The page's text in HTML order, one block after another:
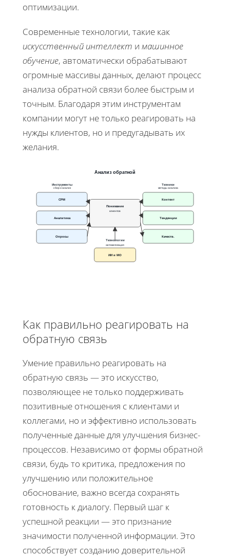
оптимизации.
Современные технологии, такие как
искусственный интеллект и машинное
обучение, автоматически обрабатывают
огромные массивы данных, делают процесс
анализа обратной связи более быстрым и
точным. Благодаря этим инструментам
компании могут не только реагировать на
нужды клиентов, но и предугадывать их
желания.
Анализ обратной
Инструменты Техники
Технологии
СРМ
Аналитика
Опросы
Понимание
клиентов
Контент
Тенденции
Качеств.
ИИ и МО
сбор и анализ методы анализа
автоматизация
Как правильно реагировать на
обратную связь
Умение правильно реагировать на
обратную связь — это искусство,
позволяющее не только поддерживать
позитивные отношения с клиентами и
коллегами, но и эффективно использовать
полученные данные для улучшения бизнес-
процессов. Независимо от формы обратной
связи, будь то критика, предложения по
улучшению или положительное
обоснование, важно всегда сохранять
готовность к диалогу. Первый шаг к
успешной реакции — это признание
значимости полученной информации. Это
способствует созданию доверительной